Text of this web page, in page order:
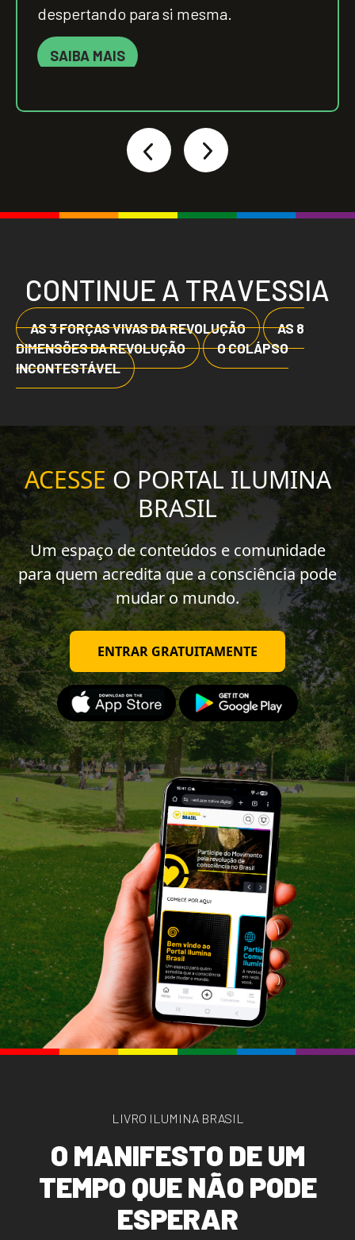
despertando para si mesma.
SAIBA MAIS
CONTINUE A TRAVESSIA
AS 3 FORÇAS VIVAS DA REVOLUÇÃO
AS 8
DIMENSÕES DA REVOLUÇÃO
O COLÁPSO
INCONTESTÁVEL
ACESSEO PORTAL ILUMINA
BRASIL
Um espaço de conteúdos e comunidade
para quem acredita que a consciência pode
mudar o mundo.
ENTRAR GRATUITAMENTE
LIVRO ILUMINA BRASIL
O MANIFESTO DEUM
TEMPO QUENÃO PODE
ESPERAR